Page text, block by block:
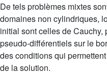
De tels problèmes mixtes
domaines non cylindriques,
initial sont celles de Cauchy,
pseudo-différentiels sur le
des conditions qui
de la solution.